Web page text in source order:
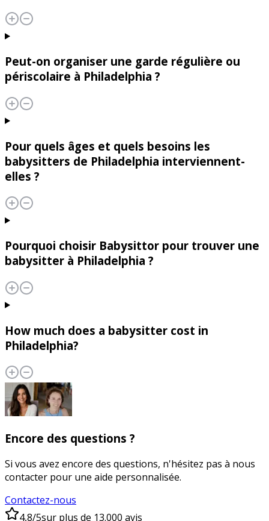
Peut-on organiser une garde régulière ou
périscolaire à Philadelphia ?
Pour quels âges et quels besoins les
babysitters de Philadelphia interviennent-
elles ?
Pourquoi choisir Babysittor pour trouver une
babysitter à Philadelphia ?
How much does a babysitter cost in
Philadelphia?
Encore des questions ?
Si vous avez encore des questions, n'hésitez pas à nous
contacter pour une aide personnalisée.
Contactez-nous
4,8/5sur plus de 13.000 avis